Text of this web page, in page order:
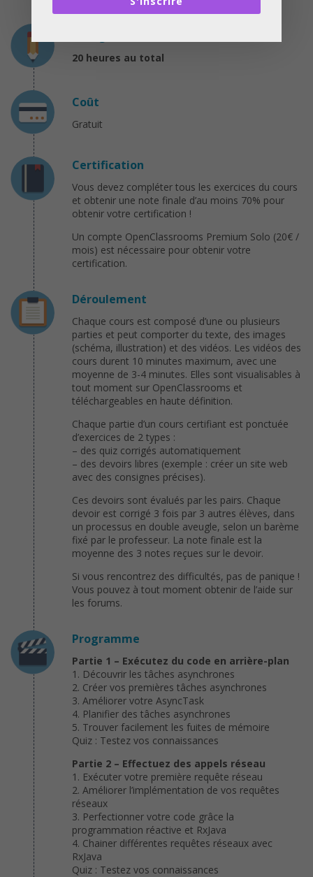
20 heures au total
Coût
Gratuit
Certification
Vous devez compléter tous les exercices du cours
et obtenir une note finale d’au moins 70% pour
obtenir votre certification !
Un compte OpenClassrooms Premium Solo (20€ /
mois) est nécessaire pour obtenir votre
certification.
Déroulement
Chaque cours est composé d’une ou plusieurs
parties et peut comporter du texte, des images
(schéma, illustration) et des vidéos. Les vidéos des
cours durent 10 minutes maximum, avec une
moyenne de 3-4 minutes. Elles sont visualisables à
tout moment sur OpenClassrooms et
téléchargeables en haute définition.
Chaque partie d’un cours certifiant est ponctuée
d’exercices de 2 types :
– des quiz corrigés automatiquement
– des devoirs libres (exemple : créer un site web
avec des consignes précises).
Ces devoirs sont évalués par les pairs. Chaque
devoir est corrigé 3 fois par 3 autres élèves, dans
un processus en double aveugle, selon un barème
fixé par le professeur. La note finale est la
moyenne des 3 notes reçues sur le devoir.
Si vous rencontrez des difficultés, pas de panique !
Vous pouvez à tout moment obtenir de l’aide sur
les forums.
Programme
Partie 1 – Exécutez du code en arrière-plan
1. Découvrir les tâches asynchrones
2. Créer vos premières tâches asynchrones
3. Améliorer votre AsyncTask
4. Planifier des tâches asynchrones
5. Trouver facilement les fuites de mémoire
Quiz : Testez vos connaissances
Partie 2 – Effectuez des appels réseau
1. Exécuter votre première requête réseau
2. Améliorer l’implémentation de vos requêtes
réseaux
3. Perfectionner votre code grâce la
programmation réactive et RxJava
4. Chainer différentes requêtes réseaux avec
RxJava
Quiz : Testez vos connaissances